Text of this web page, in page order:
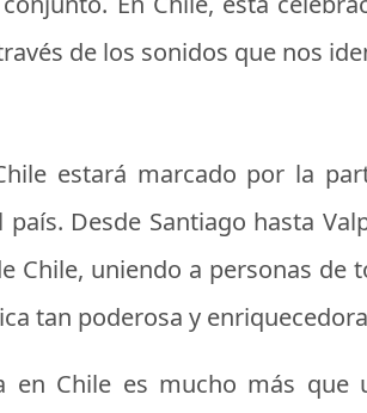
de los sonidos que nos
estará marcado por la
Desde Santiago hasta
uniendo a personas de
tan poderosa y
en Chile es mucho más que